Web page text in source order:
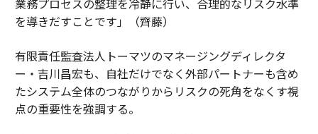
業務プロセスの整理を冷静に行い、合理的なリスク水準
を導きだすことです」（齊藤）
有限責任監査法人トーマツのマネージングディレクタ
ー・吉川昌宏も、自社だけでなく外部パートナーも含め
たシステム全体のつながりからリスクの死角をなくす視
点の重要性を強調する。